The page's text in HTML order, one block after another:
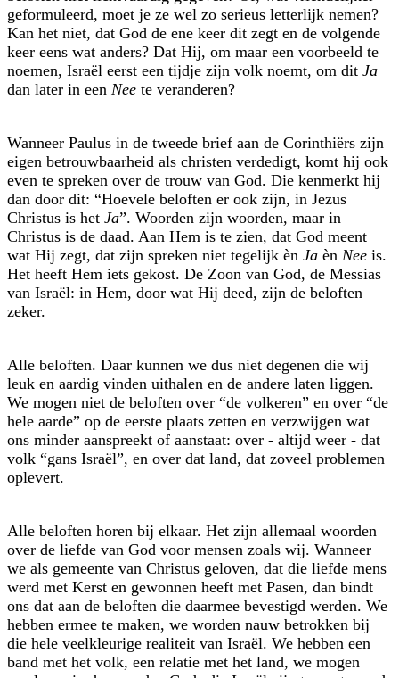
geformuleerd, moet je ze wel zo serieus letterlijk nemen?
Kan het niet, dat God de ene keer dit zegt en de volgende
keer eens wat anders? Dat Hij, om maar een voorbeeld te
noemen, Israël eerst een tijdje zijn volk noemt, om dit Ja
dan later in een Nee te veranderen?
Wanneer Paulus in de tweede brief aan de Corinthiërs zijn
eigen betrouwbaar­heid als christen verdedigt, komt hij ook
even te spreken over de trouw van God. Die kenmerkt hij
dan door dit:
Hoevele beloften er ook zijn, in Jezus
Christus is het Ja . Woorden zijn woorden, maar in
Christus is de daad. Aan Hem is te zien, dat God meent
wat Hij zegt, dat zijn spreken niet tegelijk èn Ja èn Nee is.
Het heeft Hem iets gekost. De Zoon van God, de Messias
van Israël: in Hem, door wat Hij deed, zijn de beloften
zeker.
Alle beloften. Daar kunnen we dus niet degenen die wij
leuk en aardig vinden uithalen en de andere laten liggen.
We mogen niet de beloften over
de volkeren en over
de
hele aarde
op de eerste plaats zetten en verzwijgen wat
ons minder aanspreekt of aanstaat: over - altijd weer - dat
volk
gans Israël , en over dat land, dat zoveel problemen
oplevert.
Alle beloften horen bij elkaar. Het zijn allemaal woorden
over de liefde van God voor mensen zoals wij. Wanneer
we als gemeente van Christus geloven, dat die liefde mens
werd met Kerst en gewonnen heeft met Pasen, dan bindt
ons dat aan de beloften die daarmee bevestigd werden. We
hebben ermee te maken, we worden nauw betrokken bij
die hele veelkleurige realiteit van Israël. We hebben een
band met het volk, een relatie met het land, we mogen